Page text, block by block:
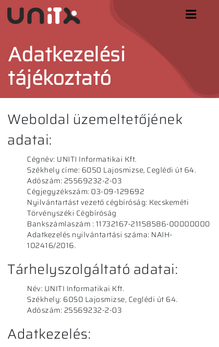
Adatkezelési
tájékoztató
Weboldal üzemeltetőjének
adatai:
Cégnév: UNITI Informatikai Kft.
Székhely címe: 6050 Lajosmizse, Ceglédi út 64.
Adószám: 25569232-2-03
Cégjegyzékszám: 03-09-129692
Nyilvántartást vezető cégbíróság: Kecskeméti
Törvényszéki Cégbíróság
Bankszámlaszám : 11732167-21158586-00000000
Adatkezelés nyilvántartási száma: NAIH-
102416/2016.
Tárhelyszolgáltató adatai:
Név: UNITI Informatikai Kft.
Székhely: 6050 Lajosmizse, Ceglédi út 64.
Adószám: 25569232-2-03
Adatkezelés: